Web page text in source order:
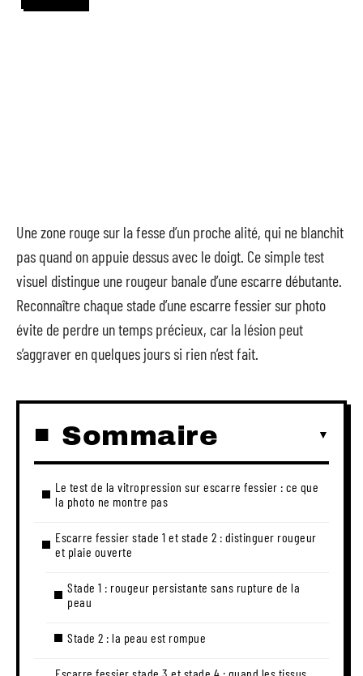
Une zone rouge sur la fesse d’un proche alité, qui ne blanchit
pas quand on appuie dessus avec le doigt. Ce simple test
visuel distingue une rougeur banale d’une escarre débutante.
Reconnaître chaque stade d’une escarre fessier sur photo
évite de perdre un temps précieux, car la lésion peut
s’aggraver en quelques jours si rien n’est fait.
Sommaire
Le test de la vitropression sur escarre fessier : ce que
la photo ne montre pas
Escarre fessier stade 1 et stade 2 : distinguer rougeur
et plaie ouverte
Stade 1 : rougeur persistante sans rupture de la
peau
Stade 2 : la peau est rompue
Escarre fessier stade 3 et stade 4 : quand les tissus